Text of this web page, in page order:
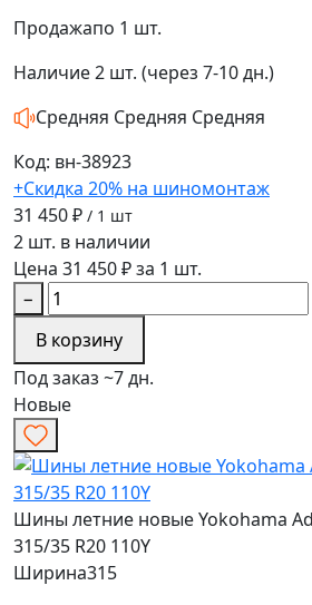
Продажапо 1 шт.
Наличие2 шт. (через 7-10 дн.)
Средняя Средняя Средняя
Код: вн-38923
+Скидка 20% на шиномонтаж
31 450 ₽ / 1 шт
2 шт. в наличии
Цена 31 450 ₽ за 1 шт.
−
В корзину
Под заказ ~7 дн.
Новые
Шины летние новые Yokohama
315/35 R20 110Y
Ширина315